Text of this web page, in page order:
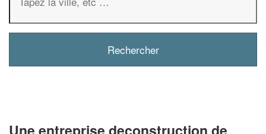
Une entreprise deconstruction de
✕
Vous êtes un
marges
tout en